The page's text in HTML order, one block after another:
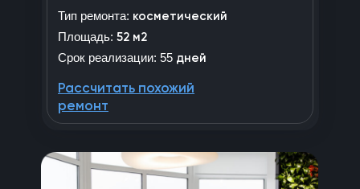
Тип ремонта: косметический
Площадь: 52 м2
Срок реализации: 55 дней
Рассчитать похожий
ремонт